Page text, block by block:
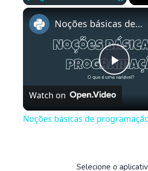
Play
Noções básicas de programação
Watch on
Noções básicas de
Selecione o